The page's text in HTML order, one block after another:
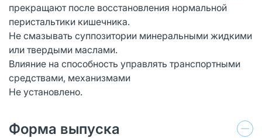
прекращают после восстановления нормальной
перистальтики кишечника.
Не смазывать суппозитории минеральными жидкими
или твердыми маслами.
Влияние на способность управлять транспортными
средствами, механизмами
Не установлено.
Форма выпуска